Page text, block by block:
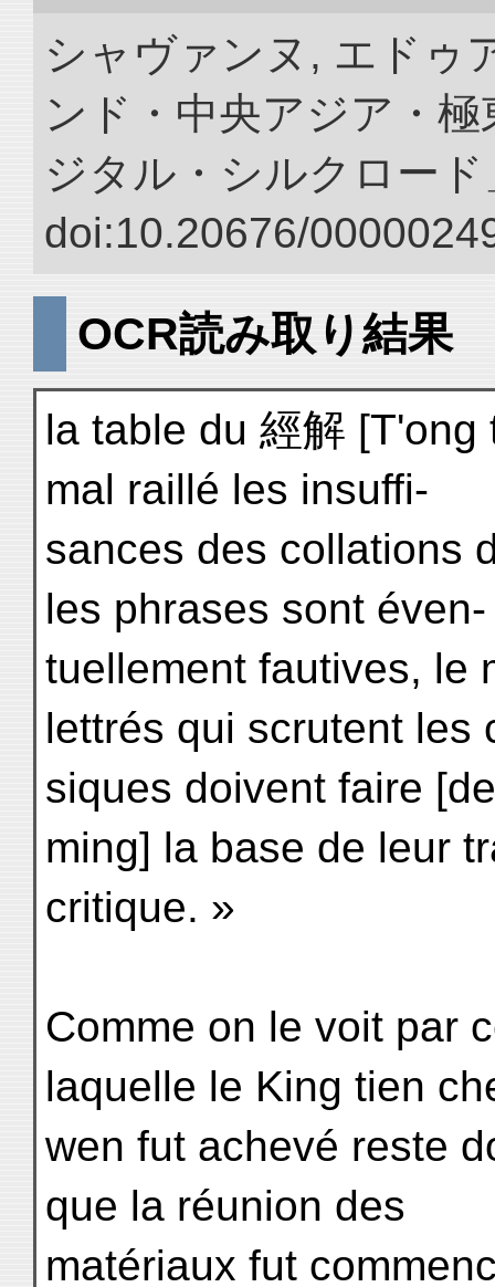
シャヴァンヌ, エドゥ
ンド・中央アジア・
ジタル・シルクロー
doi:10.20676/
OCR読み取り結果
la table du 經解
mal raillé les insuffi-
sances des collations
les phrases sont éven-
tuellement fautives, le
lettrés qui scrutent les
siques doivent faire
ming] la base de leur
critique. »
Comme on le voit par
laquelle le King tien
wen fut achevé reste
que la réunion des
matériaux fut